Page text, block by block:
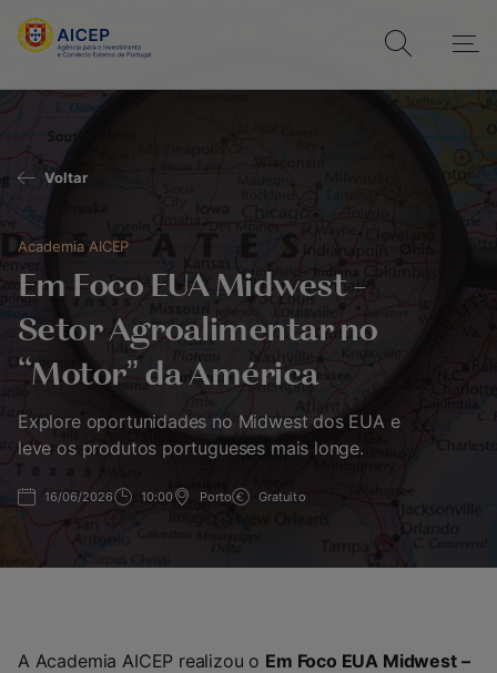
Voltar
Academia AICEP
Em Foco EUA Midwest –
Setor Agroalimentar no
“Motor” da América
Explore oportunidades no Midwest dos EUA e
leve os produtos portugueses mais longe.
16/06/2026 10:00 Porto Gratuito
A Academia AICEP realizou o Em Foco EUA Midwest –